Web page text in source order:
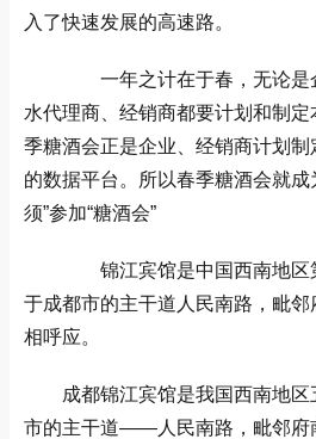
入了快速发展的高速路。
一年之计在于春，无论是
水代理商、经销商都要计划和制
季糖酒会正是企业、经销商计划制
的数据平台。所以春季糖酒会就成
须”参加“糖酒会”
锦江宾馆是中国西南地区
于成都市的主干道人民南路，毗
相呼应。
成都锦江宾馆是我国西南地
市的主干道——人民南路，毗邻府